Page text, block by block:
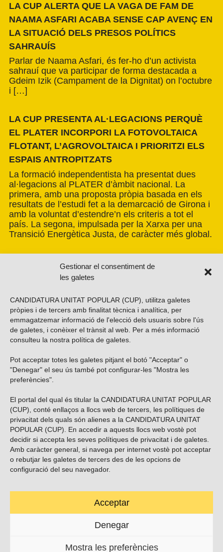
Gestionar el consentiment de
les galetes
CANDIDATURA UNITAT POPULAR (CUP), utilitza galetes
pròpies i de tercers amb finalitat tècnica i analítica, per
emmagatzemar informació de l'elecció dels usuaris sobre l'ús
de galetes, i conèixer el trànsit al web. Per a més informació
consulteu la nostra política de galetes
Pot acceptar totes les galetes pitjant el botó "Acceptar" o
"Denegar" el seu ús també pot configurar-les "Mostra les
preferències".
El portal del qual és titular la CANDIDATURA UNITAT POPULAR
(CUP), conté enllaços a llocs web de tercers, les polítiques de
privacitat dels quals són alienes a la CANDIDATURA UNITAT
POPULAR (CUP). En accedir a aquests llocs web vostè pot
decidir si accepta les seves polítiques de privacitat i de galetes.
Amb caràcter general, si navega per internet vostè pot acceptar
o rebutjar les galetes de tercers des de les opcions de
configuració del seu navegador.
Acceptar
Denegar
Mostra les preferències
LA CUP ALERTA QUE LA VAGA DE FAM DE
NAAMA ASFARI ACABA SENSE CAP AVENÇ EN
LA SITUACIÓ DELS PRESOS POLÍTICS
SAHRAUÍS
Parlar de Naama Asfari, és fer-ho d’un activista
sahrauí que va participar de forma destacada a
Gdeim Izik (Campament de la Dignitat) on l’octubre
i […]
LA CUP PRESENTA AL·LEGACIONS PERQUÈ
EL PLATER INCORPORI LA FOTOVOLTAICA
FLOTANT, L’AGROVOLTAICA I PRIORITZI ELS
ESPAIS ANTROPITZATS
La formació independentista ha presentat dues
al·legacions al PLATER d’àmbit nacional. La
primera, amb una proposta pròpia basada en els
resultats de l’estudi fet a la demarcació de Girona i
amb la voluntat d’estendre’n els criteris a tot el
país. La segona, impulsada per la Xarxa per una
Transició Energètica Justa, de caràcter més global.
Vols subscriure’t al nostre butlletí?
ENVIAR
Troba’ns a les xarxes socials
Carrer Casp 180 (baixos), Barcelona.
contacte@cup.cat